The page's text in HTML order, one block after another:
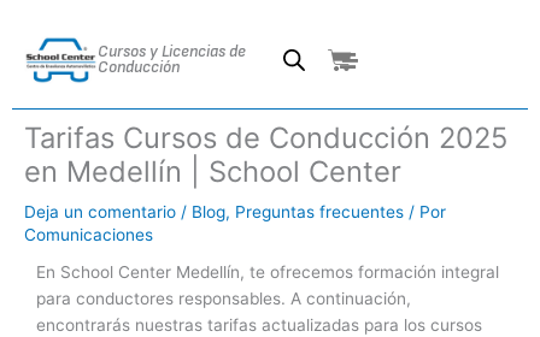
contenido
Cursos y Licencias de
Conducción
Cart
Tarifas Cursos de Conducción 2025
en Medellín | School Center
Deja un comentario / Blog, Preguntas frecuentes / Por
Comunicaciones
En School Center Medellín, te ofrecemos formación integral
para conductores responsables. A continuación,
encontrarás nuestras tarifas actualizadas para los cursos